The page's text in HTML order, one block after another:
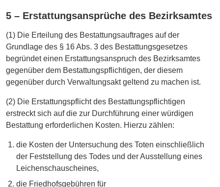
5 – Erstattungsansprüche des Bezirksamtes
(1) Die Erteilung des Bestattungsauftrages auf der
Grundlage des § 16 Abs. 3 des Bestattungsgesetzes
begründet einen Erstattungsanspruch des Bezirksamtes
gegenüber dem Bestattungspflichtigen, der diesem
gegenüber durch Verwaltungsakt geltend zu machen ist.
(2) Die Erstattungspflicht des Bestattungspflichtigen
erstreckt sich auf die zur Durchführung einer würdigen
Bestattung erforderlichen Kosten. Hierzu zählen:
die Kosten der Untersuchung des Toten einschließlich
der Feststellung des Todes und der Ausstellung eines
Leichenschauscheines,
die Friedhofsgebühren für